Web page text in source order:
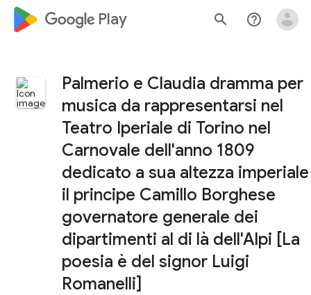
google_logo Play search help_outline
Palmerio e Claudia dramma per
musica da rappresentarsi nel
Teatro Iperiale di Torino nel
Carnovale dell'anno 1809
dedicato a sua altezza imperiale
il principe Camillo Borghese
governatore generale dei
dipartimenti al di là dell'Alpi [La
poesia è del signor Luigi
Romanelli]